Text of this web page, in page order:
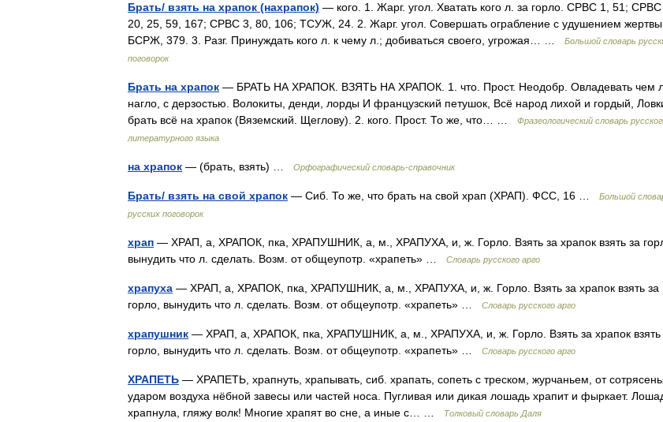
Брать/ взять на храпок (нахрапок) — кого. 1. Жарг. угол. Хватать кого л. за горло. СРВС 1, 51; СРВС
20, 25, 59, 167; СРВС 3, 80, 106; ТСУЖ, 24. 2. Жарг. угол. Совершать ограбление с удушением жертвы.
БСРЖ, 379. 3. Разг. Принуждать кого л. к чему л.; добиваться своего, угрожая… …
Большой словарь
поговорок
Брать на храпок — БРАТЬ НА ХРАПОК. ВЗЯТЬ НА ХРАПОК. 1. что. Прост. Неодобр. Овладевать чем
нагло, с дерзостью. Волокиты, денди, лорды И французский петушок, Всё народ лихой и гордый,
брать всё на храпок (Вяземский. Щеглову). 2. кого. Прост. То же, что… …
Фразеологический словарь
литературного языка
на храпок — (брать, взять) … Орфографический словарь-справочник
Брать/ взять на свой храпок — Сиб. То же, что брать на свой храп (ХРАП). ФСС, 16 …
Большой
русских поговорок
храп — ХРАП, а, ХРАПОК, пка, ХРАПУШНИК, а, м., ХРАПУХА, и, ж. Горло. Взять за храпок взять за
вынудить что л. сделать. Возм. от общеупотр. «храпеть» …
Словарь русского арго
храпуха — ХРАП, а, ХРАПОК, пка, ХРАПУШНИК, а, м., ХРАПУХА, и, ж. Горло. Взять за храпок взять за
горло, вынудить что л. сделать. Возм. от общеупотр. «храпеть» …
Словарь русского арго
храпушник — ХРАП, а, ХРАПОК, пка, ХРАПУШНИК, а, м., ХРАПУХА, и, ж. Горло. Взять за храпок взять
горло, вынудить что л. сделать. Возм. от общеупотр. «храпеть» …
Словарь русского арго
ХРАПЕТЬ — ХРАПЕТЬ, храпнуть, храпывать, сиб. храпать, сопеть с треском, журчаньем, от
ударом воздуха нёбной завесы или частей носа. Пугливая или дикая лошадь храпит и фыркает.
храпнула, гляжу волк! Многие храпят во сне, а иные с… …
Толковый словарь Даля